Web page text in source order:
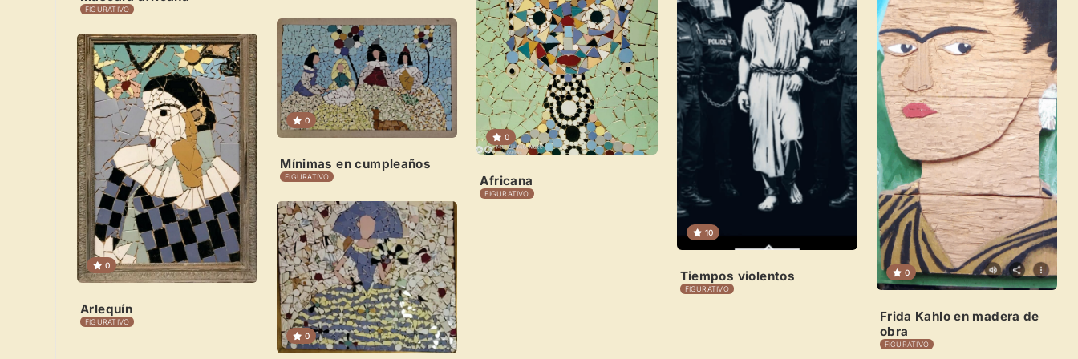
FIGURATIVO
0
Arlequín
FIGURATIVO
0
Mínimas en cumpleaños
FIGURATIVO
0
0
Africana
FIGURATIVO
10
Tiempos violentos
FIGURATIVO
0
Frida Kahlo en madera de
obra
FIGURATIVO
Sigue las visitas de tus obras
Crear cuenta y abrir mi Panel Explorar obras